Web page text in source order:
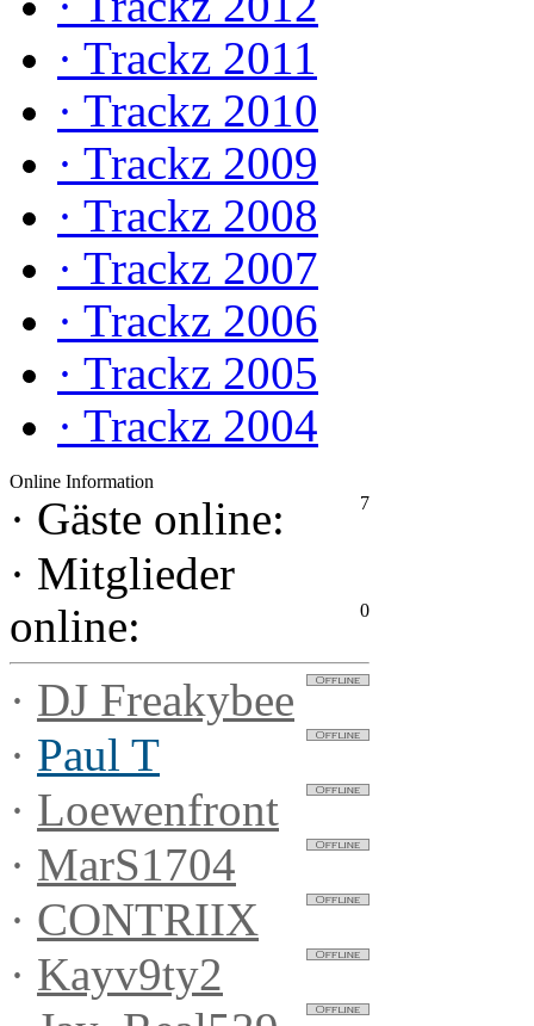
· Trackz 2011
· Trackz 2010
· Trackz 2009
· Trackz 2008
· Trackz 2007
· Trackz 2006
· Trackz 2005
· Trackz 2004
Online Information
· Gäste online: 7
· Mitglieder
online:
0
· DJ Freakybee
· Paul T
· Loewenfront
· MarS1704
· CONTRIIX
· Kayv9ty2